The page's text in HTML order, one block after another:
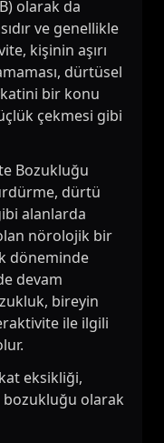
olarak da
ve genellikle
kişinin aşırı
dürtüsel
bir konu
çekmesi gibi
Bozukluğu
dürtü
alanlarda
nörolojik bir
döneminde
devam
bireyin
ile ilgili
eksikliği,
olarak